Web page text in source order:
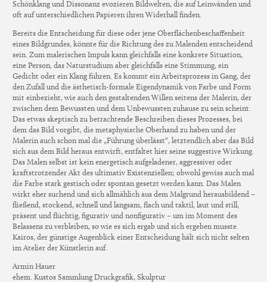
Schönklang und Dissonanz evozieren Bildwelten, die auf Leinwänden und
oft auf unterschiedlichen Papieren ihren Widerhall finden.
Bereits die Entscheidung für diese oder jene Oberflächenbeschaffenheit
eines Bildgrundes, könnte für die Richtung des zu Malenden entscheidend
sein. Zum malerischen Impuls kann gleichfalls eine konkrete Situation,
eine Person, das Naturstudium aber gleichfalls eine Stimmung, ein
Gedicht oder ein Klang führen. Es kommt ein Arbeitsprozess in Gang, der
den Zufall und die ästhetisch-formale Eigendynamik von Farbe und Form
mit einbezieht, wie auch den gestaltenden Willen seitens der Malerin, der
zwischen dem Bewussten und dem Unbewussten zuhause zu sein scheint.
Das etwas skeptisch zu betrachtende Beschreiben dieses Prozesses, bei
dem das Bild vorgibt, die metaphysische Oberhand zu haben und der
Malerin auch schon mal die „Führung überlässt“, letztendlich aber das Bild
sich aus dem Bild heraus entwirft, entfaltet hier seine suggestive Wirkung.
Das Malen selbst ist kein energetisch aufgeladener, aggressiver oder
kraftstrotzender Akt des ultimativ Existenziellen; obwohl gewiss auch mal
die Farbe stark gestisch oder spontan gesetzt werden kann. Das Malen
wirkt eher suchend und sich allmählich aus dem Malgrund herausbildend –
fließend, stockend, schnell und langsam, flach und taktil, laut und still,
präsent und flüchtig, figurativ und nonfigurativ – um im Moment des
Belassens zu verbleiben, so wie es sich ergab und sich ergeben musste.
Kairos, der günstige Augenblick einer Entscheidung hält sich nicht selten
im Atelier der Künstlerin auf.
Armin Hauer
ehem. Kustos Sammlung Druckgrafik, Skulptur